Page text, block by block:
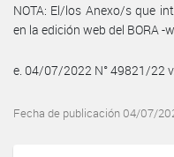
NOTA: El/los Anexo/s que
en la edición web del BORA
e. 04/07/2022 N° 49821/22
Fecha de publicación 04/07/